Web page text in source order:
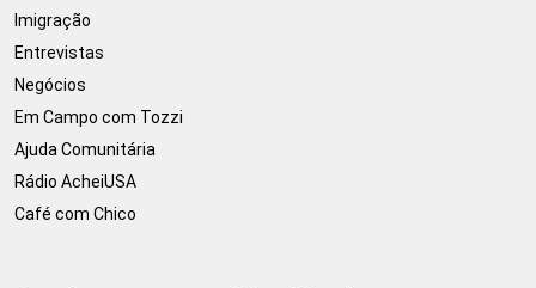
Imigração
Entrevistas
Negócios
Em Campo com Tozzi
Ajuda Comunitária
Rádio AcheiUSA
Café com Chico